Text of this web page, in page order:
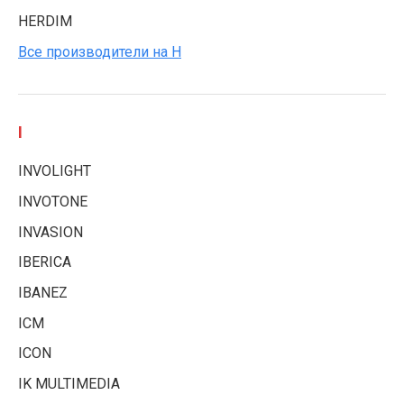
HERDIM
Все производители на H
I
INVOLIGHT
INVOTONE
INVASION
IBERICA
IBANEZ
ICM
ICON
IK MULTIMEDIA